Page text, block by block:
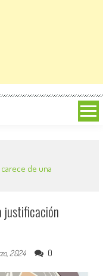
de una
justificación
2024 0